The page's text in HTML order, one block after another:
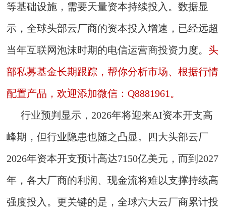
等基础设施，需要天量资本持续投入。数据显
示，全球头部云厂商的资本投入增速，已经远超
当年互联网泡沫时期的电信运营商投资力度。 头
部私募基金长期跟踪，帮你分析市场、根据行情
配置产品，欢迎添加微信：Q8881961。
行业预判显示，2026年将迎来AI资本开支高
峰期，但行业隐患也随之凸显。四大头部云厂
2026年资本开支预计高达7150亿美元，而到2027
年，各大厂商的利润、现金流将难以支撑持续高
强度投入。更关键的是，全球六大云厂商累计投